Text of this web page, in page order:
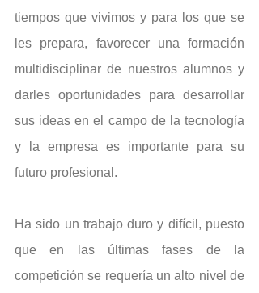
tiempos que vivimos y para los que se
les prepara, favorecer una formación
multidisciplinar de nuestros alumnos y
darles oportunidades para desarrollar
sus ideas en el campo de la tecnología
y la empresa es importante para su
futuro profesional.
Ha sido un trabajo duro y difícil, puesto
que en las últimas fases de la
competición se requería un alto nivel de